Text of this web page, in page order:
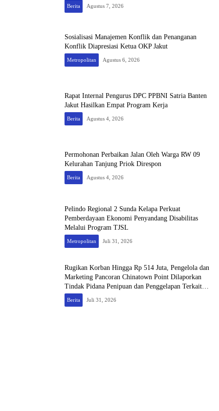
Berita Agustus 7, 2026
Sosialisasi Manajemen Konflik dan Penanganan
Konflik Diapresiasi Ketua OKP Jakut
Metropolitan Agustus 6, 2026
Rapat Internal Pengurus DPC PPBNI Satria Banten
Jakut Hasilkan Empat Program Kerja
Berita Agustus 4, 2026
Permohonan Perbaikan Jalan Oleh Warga RW 09
Kelurahan Tanjung Priok Direspon
Berita Agustus 4, 2026
Pelindo Regional 2 Sunda Kelapa Perkuat
Pemberdayaan Ekonomi Penyandang Disabilitas
Melalui Program TJSL
Metropolitan Juli 31, 2026
Rugikan Korban Hingga Rp 514 Juta, Pengelola dan
Marketing Pancoran Chinatown Point Dilaporkan
Tindak Pidana Penipuan dan Penggelapan Terkait
Sewa-Menyewa Toko
Berita Juli 31, 2026